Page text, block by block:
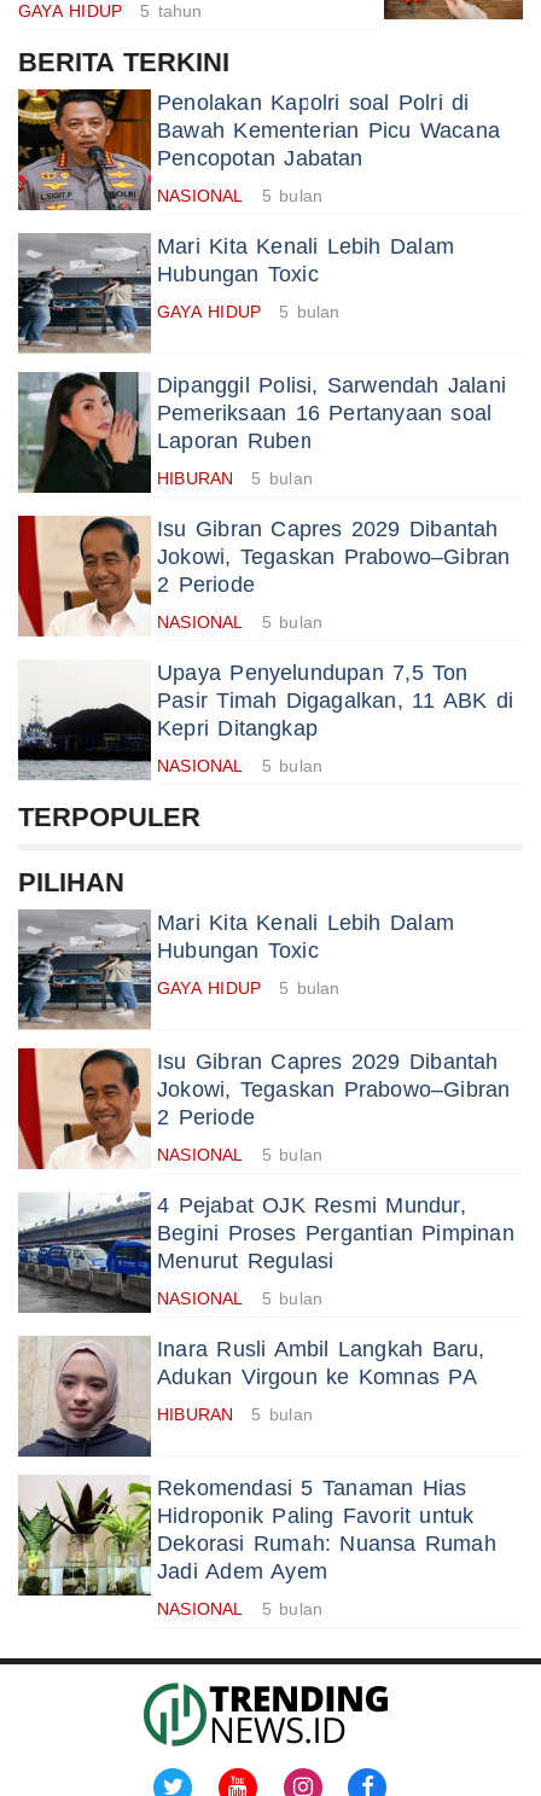
GAYA HIDUP 5 tahun
BERITA TERKINI
Penolakan Kapolri soal Polri di
Bawah Kementerian Picu Wacana
Pencopotan Jabatan
NASIONAL 5 bulan
Mari Kita Kenali Lebih Dalam
Hubungan Toxic
GAYA HIDUP 5 bulan
Dipanggil Polisi, Sarwendah Jalani
Pemeriksaan 16 Pertanyaan soal
Laporan Ruben
HIBURAN 5 bulan
Isu Gibran Capres 2029 Dibantah
Jokowi, Tegaskan Prabowo–Gibran
2 Periode
NASIONAL 5 bulan
Upaya Penyelundupan 7,5 Ton
Pasir Timah Digagalkan, 11 ABK di
Kepri Ditangkap
NASIONAL 5 bulan
TERPOPULER
PILIHAN
Mari Kita Kenali Lebih Dalam
Hubungan Toxic
GAYA HIDUP 5 bulan
Isu Gibran Capres 2029 Dibantah
Jokowi, Tegaskan Prabowo–Gibran
2 Periode
NASIONAL 5 bulan
4 Pejabat OJK Resmi Mundur,
Begini Proses Pergantian Pimpinan
Menurut Regulasi
NASIONAL 5 bulan
Inara Rusli Ambil Langkah Baru,
Adukan Virgoun ke Komnas PA
HIBURAN 5 bulan
Rekomendasi 5 Tanaman Hias
Hidroponik Paling Favorit untuk
Dekorasi Rumah: Nuansa Rumah
Jadi Adem Ayem
NASIONAL 5 bulan